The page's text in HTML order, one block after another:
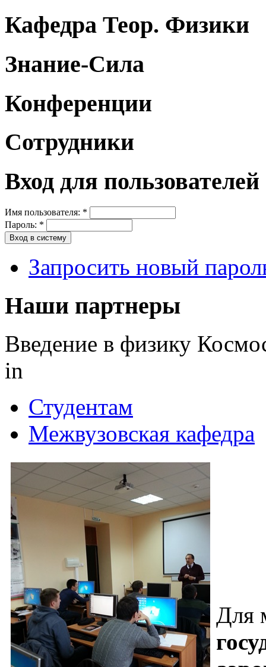
Кафедра Теор. Физики
Знание-Сила
Конференции
Сотрудники
Вход для пользователей
Имя пользователя: *
Пароль: *
Запросить новый
Наши партнеры
Введение в физику
in
Студентам
Межвузовская кафедра
Для